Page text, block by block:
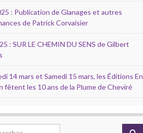
: Publication de Glanages et autres
de Patrick Corvaisier
: SUR LE CHEMIN DU SENS de Gilbert
14 mars et Samedi 15 mars, les Éditions En
fêtent les 10 ans de la Plume de Cheviré
for: